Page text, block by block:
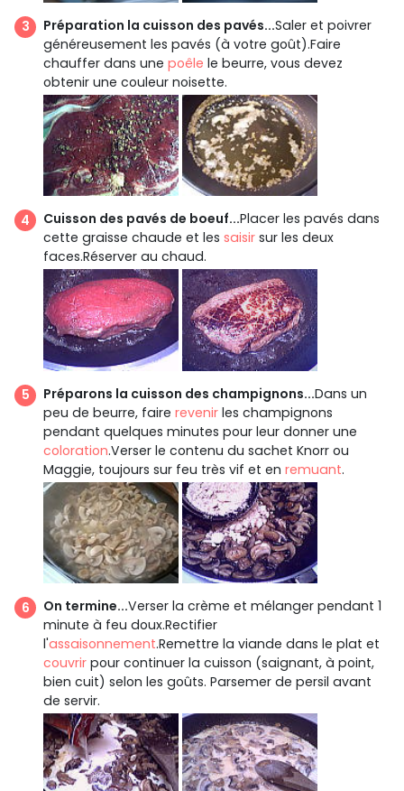
Préparation la cuisson des pavés...Saler et poivrer
généreusement les pavés (à votre goût).Faire
chauffer dans une poêle le beurre, vous devez
obtenir une couleur noisette.
Cuisson des pavés de boeuf...Placer les pavés dans
cette graisse chaude et les saisir sur les deux
faces.Réserver au chaud.
Préparons la cuisson des champignons...Dans un
peu de beurre, faire revenir les champignons
pendant quelques minutes pour leur donner une
coloration.Verser le contenu du sachet Knorr ou
Maggie, toujours sur feu très vif et en remuant.
On termine...Verser la crème et mélanger pendant 1
minute à feu doux.Rectifier
l'assaisonnement.Remettre la viande dans le plat et
couvrir pour continuer la cuisson (saignant, à point,
bien cuit) selon les goûts. Parsemer de persil avant
de servir.